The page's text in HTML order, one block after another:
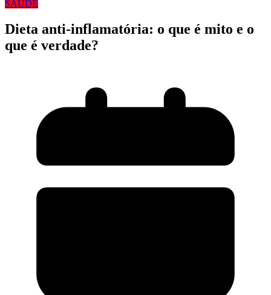
SAUDE
Dieta anti-inflamatória: o que é mito e o
que é verdade?